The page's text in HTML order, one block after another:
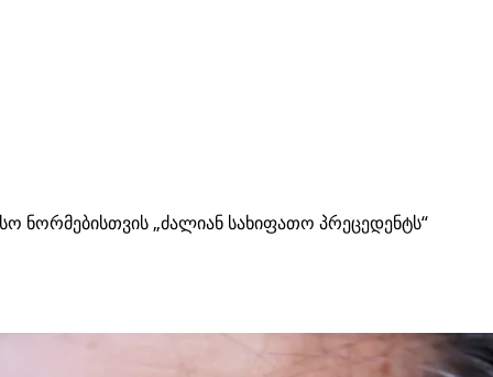
ნორმებისთვის „ძალიან სახიფათო პრეცედენტს“